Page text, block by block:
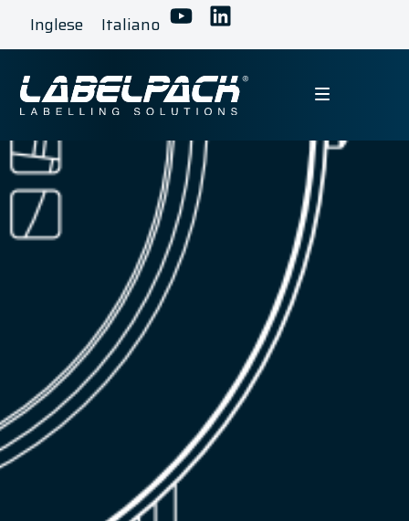
Inglese Italiano